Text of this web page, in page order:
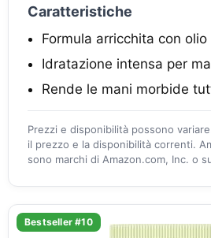
Caratteristiche
Formula arricchita con
Idratazione intensa per
Rende le mani morbide
Prezzi e disponibilità possono
il prezzo e la disponibilità correnti.
sono marchi di Amazon.com, Inc. o
Bestseller #10